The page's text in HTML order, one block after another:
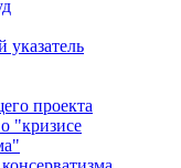
проекта
"кризисе